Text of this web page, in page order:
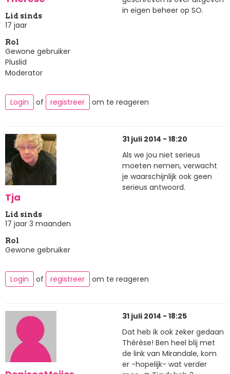
Lid sinds
17 jaar
Rol
Gewone gebruiker
Pluslid
Moderator
in eigen beheer op SO.
Login of registreer om te reageren
Tja
Lid sinds
17 jaar 3 maanden
Rol
Gewone gebruiker
31 juli 2014 - 18:20
Als we jou niet serieus
moeten nemen, verwacht
je waarschijnlijk ook geen
serieus antwoord.
Login of registreer om te reageren
31 juli 2014 - 18:25
Dat heb ik ook zeker gedaan
Thérèse! Ben heel blij met
de link van Mirandale, kom
er -hopelijk- wat verder